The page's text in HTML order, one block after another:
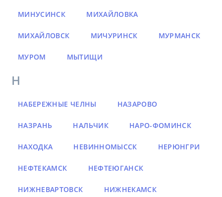
МИНУСИНСК МИХАЙЛОВКА
МИХАЙЛОВСК МИЧУРИНСК МУРМАНСК
МУРОМ МЫТИЩИ
Н
НАБЕРЕЖНЫЕ ЧЕЛНЫ НАЗАРОВО
НАЗРАНЬ НАЛЬЧИК НАРО-ФОМИНСК
НАХОДКА НЕВИННОМЫССК НЕРЮНГРИ
НЕФТЕКАМСК НЕФТЕЮГАНСК
НИЖНЕВАРТОВСК НИЖНЕКАМСК